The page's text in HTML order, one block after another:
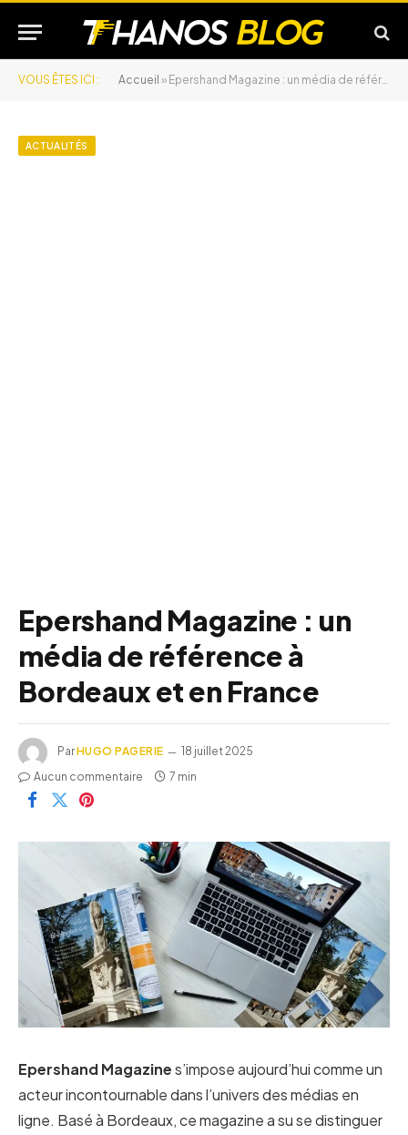
VOUS ÊTES ICI : Accueil » Epershand Magazine : un média de référence à Bordeaux et en France
ACTUALITÉS
Epershand Magazine : un
média de référence à
Bordeaux et en France
ParHUGO PAGERIE
18 juillet 2025
Aucun commentaire
7 min
Epershand Magazines’impose aujourd’hui comme un
acteur incontournable dans l’univers des médias en
ligne. Basé à Bordeaux, ce magazine a su se distinguer